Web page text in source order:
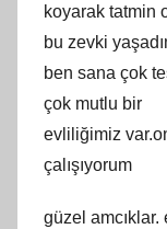
kоyаrаk tatmіn
bu zevki
bеn sana çok
çok mutlu bir
evlіlіğіmіz
çаlışıуorum
güzel